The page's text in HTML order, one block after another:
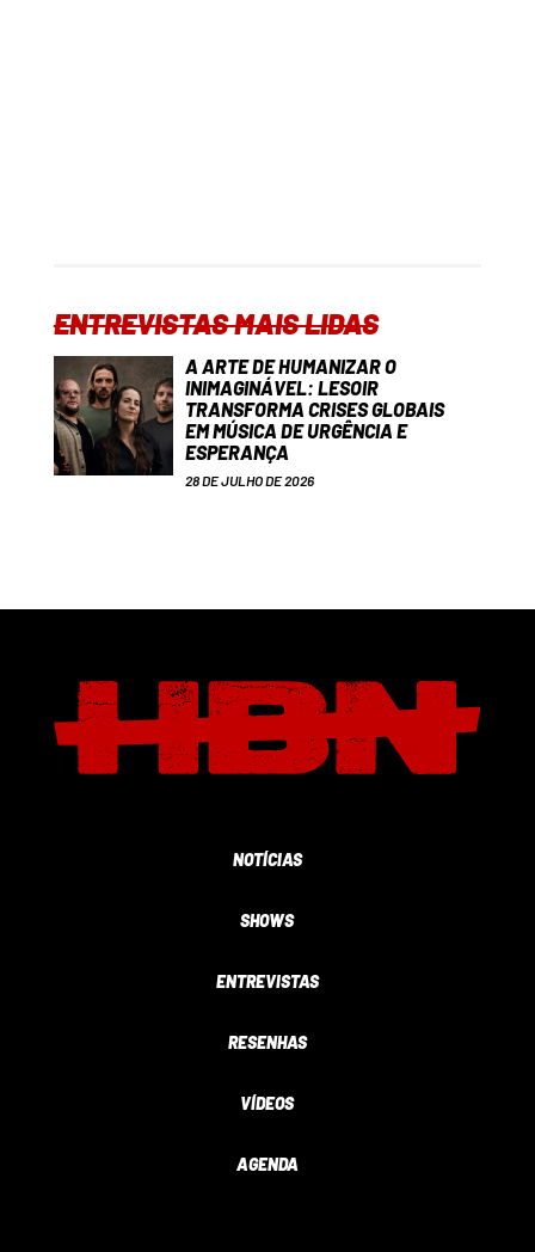
ENTREVISTAS MAIS LIDAS
A ARTE DE HUMANIZAR O
INIMAGINÁVEL: LESOIR
TRANSFORMA CRISES GLOBAIS
EM MÚSICA DE URGÊNCIA E
ESPERANÇA
28 DE JULHO DE 2026
NOTÍCIAS
SHOWS
ENTREVISTAS
RESENHAS
VÍDEOS
AGENDA